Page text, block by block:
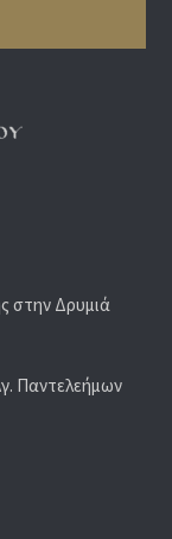
στην Δρυμιά
Παντελεήμων